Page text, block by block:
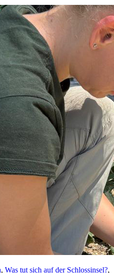
, Was tut sich auf der Schlossinsel?,